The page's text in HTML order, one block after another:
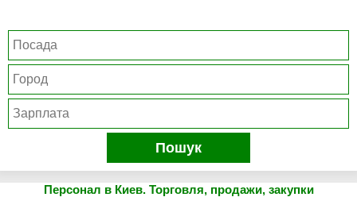
Пошук
Персонал в Киев. Торговля, продажи, закупки